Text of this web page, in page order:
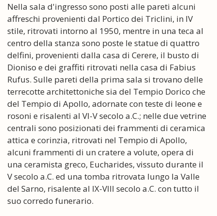
Nella sala d'ingresso sono posti alle pareti alcuni
affreschi provenienti dal Portico dei Triclini, in IV
stile, ritrovati intorno al 1950, mentre in una teca al
centro della stanza sono poste le statue di quattro
delfini, provenienti dalla casa di Cerere, il busto di
Dioniso e dei graffiti ritrovati nella casa di Fabius
Rufus. Sulle pareti della prima sala si trovano delle
terrecotte architettoniche sia del Tempio Dorico che
del Tempio di Apollo, adornate con teste di leone e
rosoni e risalenti al VI-V secolo a.C.; nelle due vetrine
centrali sono posizionati dei frammenti di ceramica
attica e corinzia, ritrovati nel Tempio di Apollo,
alcuni frammenti di un cratere a volute, opera di
una ceramista greco, Eucharides, vissuto durante il
V secolo a.C. ed una tomba ritrovata lungo la Valle
del Sarno, risalente al IX-VIII secolo a.C. con tutto il
suo corredo funerario.